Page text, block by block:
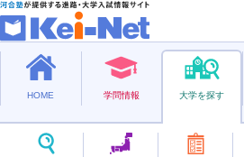
HOME 学問情報 大学を探す